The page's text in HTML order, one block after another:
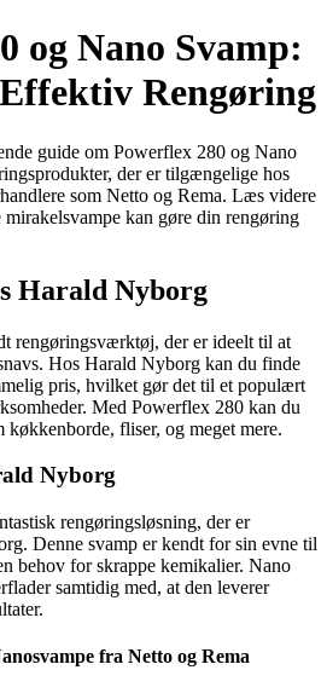
og Nano Svamp:
Rengøring
guide om Powerflex 280 og Nano
der er tilgængelige hos
som Netto og Rema. Læs videre
kan gøre din rengøring
Harald Nyborg
rengøringsværktøj, der er ideelt til at
Hos Harald Nyborg kan du finde
pris, hvilket gør det til et populært
Med Powerflex 280 kan du
køkkenborde, fliser, og meget mere.
Nyborg
rengøringsløsning, der er
Denne svamp er kendt for sin evne til
behov for skrappe kemikalier. Nano
samtidig med, at den leverer
fra Netto og Rema